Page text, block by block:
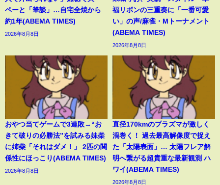
ペーと「筆談」…自宅全焼から
約1年(ABEMA TIMES)
2026年8月8日
福リボンの三重奏に「一番可愛
い」の声/麻雀・Mトーナメント
(ABEMA TIMES)
2026年8月8日
おやつ当てゲームで3連敗→“お
きて破りの必勝法”を試みる妹柴
に姉柴「それはダメ！」 2匹の関
係性にほっこり(ABEMA TIMES)
2026年8月8日
直径170kmのプラズマが激しく
渦巻く！ 過去最高解像度で捉え
た「太陽表面」… 太陽フレア解
明へ繋がる超貴重な最新観測 ハ
ワイ(ABEMA TIMES)
2026年8月8日